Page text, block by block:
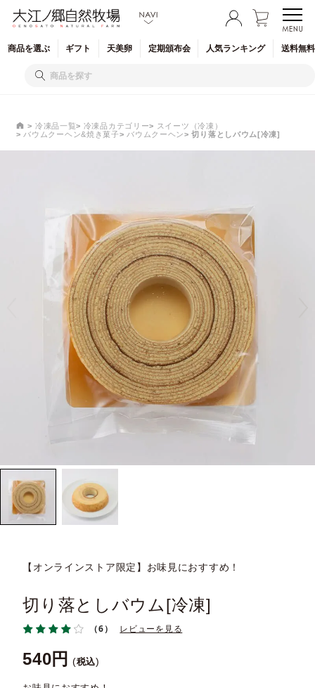
商品を選ぶ ギフト 天美卵 定期頒布会 人気ランキング 送料無
冷凍品一覧 冷凍品カテゴリー
スイーツ（冷凍）
バウムクーヘン&焼き菓子
バウムクーヘン 切り落としバウム[冷凍]
【オンラインストア限定】お味見におすすめ！
切り落としバウム[冷凍]
（6） レビューを見る
540 税込